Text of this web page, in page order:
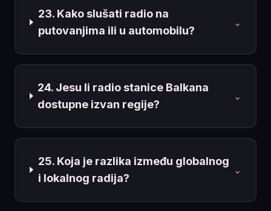
23. Kako slušati radio na
putovanjima ili u automobilu?
⌄
24. Jesu li radio stanice Balkana
dostupne izvan regije?
⌄
25. Koja je razlika između globalnog
i lokalnog radija?
⌄